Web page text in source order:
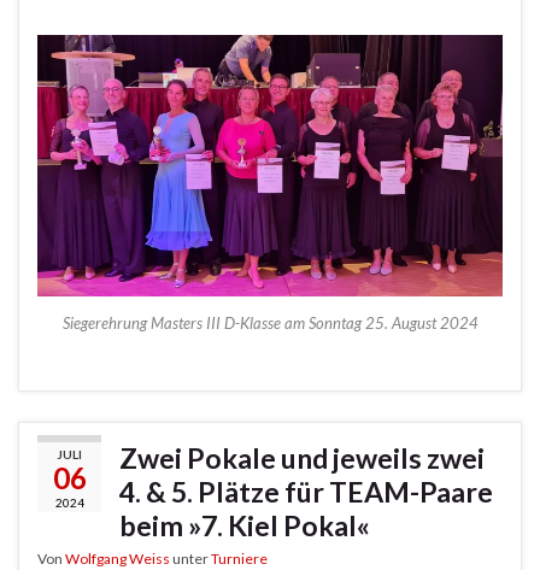
Siegerehrung Masters III D-Klasse am Sonntag 25. August 2024
JULI
06
2024
Zwei Pokale und jeweils zwei
4. & 5. Plätze für TEAM-Paare
beim »7. Kiel Pokal«
Von Wolfgang Weiss unterTurniere